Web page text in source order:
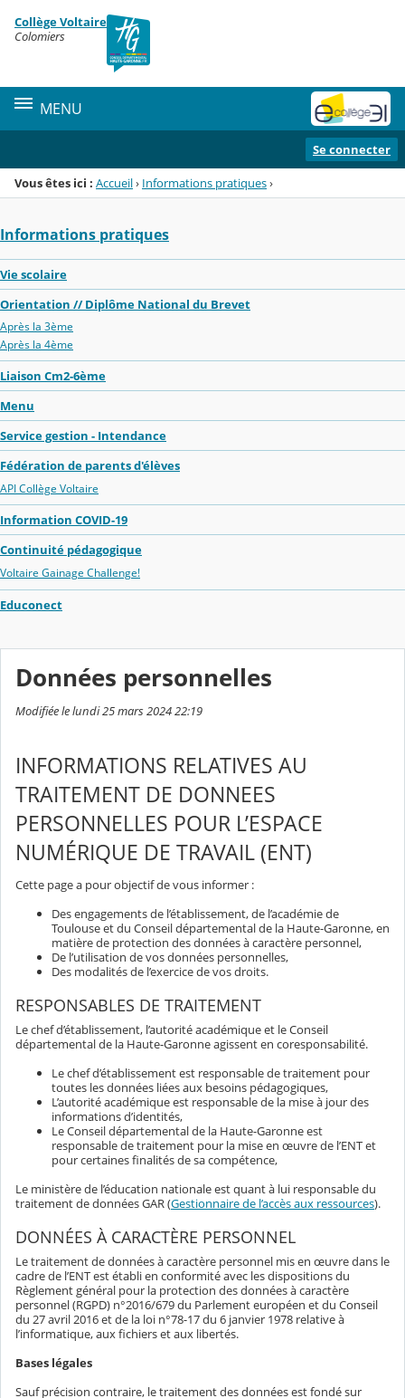
Menu de la rubrique
Contenu
Collège Voltaire
Colomiers
MENU
Se connecter
Vous êtes ici : Accueil› Informations pratiques›
Informations pratiques
Vie scolaire
Orientation // Diplôme National du Brevet
Après la 3ème
Après la 4ème
Liaison Cm2-6ème
Menu
Service gestion - Intendance
Fédération de parents d'élèves
API Collège Voltaire
Information COVID-19
Continuité pédagogique
Voltaire Gainage Challenge!
Educonect
Données personnelles
Modifiée le lundi 25 mars 2024 22:19
INFORMATIONS RELATIVES AU
TRAITEMENT DE DONNEES
PERSONNELLES POUR L’ESPACE
NUMÉRIQUE DE TRAVAIL (ENT)
Cette page a pour objectif de vous informer :
Des engagements de l’établissement, de l’académie de
Toulouse et du Conseil départemental de la Haute-Garonne, en
matière de protection des données à caractère personnel,
De l’utilisation de vos données personnelles,
Des modalités de l’exercice de vos droits.
RESPONSABLES DE TRAITEMENT
Le chef d’établissement, l’autorité académique et le Conseil
départemental de la Haute-Garonne agissent en coresponsabilité.
Le chef d’établissement est responsable de traitement pour
toutes les données liées aux besoins pédagogiques,
L’autorité académique est responsable de la mise à jour des
informations d’identités,
Le Conseil départemental de la Haute-Garonne est
responsable de traitement pour la mise en œuvre de l’ENT et
pour certaines finalités de sa compétence,
Le ministère de l’éducation nationale est quant à lui responsable du
traitement de données GAR (Gestionnaire de l’accès aux ressources).
DONNÉES À CARACTÈRE PERSONNEL
Le traitement de données à caractère personnel mis en œuvre dans le
cadre de l’ENT est établi en conformité avec les dispositions du
Règlement général pour la protection des données à caractère
personnel (RGPD) n°2016/679 du Parlement européen et du Conseil
du 27 avril 2016 et de la loi n°78-17 du 6 janvier 1978 relative à
l’informatique, aux fichiers et aux libertés.
Bases légales
Sauf précision contraire, le traitement des données est fondé sur